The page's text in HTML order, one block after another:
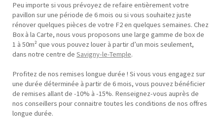
Peu importe si vous prévoyez de refaire entièrement votre
pavillon sur une période de 6 mois ou si vous souhaitez juste
rénover quelques pièces de votre F2 en quelques semaines. Chez
Box à la Carte, nous vous proposons une large gamme de box de
1 à 50m² que vous pouvez louer à partir d’un mois seulement,
dans notre centre de Savigny-le-Temple.
Profitez de nos remises longue durée ! Si vous vous engagez sur
une durée déterminée à partir de 6 mois, vous pouvez bénéficier
de remises allant de -10% à -15%. Renseignez-vous auprès de
nos conseillers pour connaitre toutes les conditions de nos offres
longue durée.